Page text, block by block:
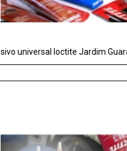
universal loctite Jardim